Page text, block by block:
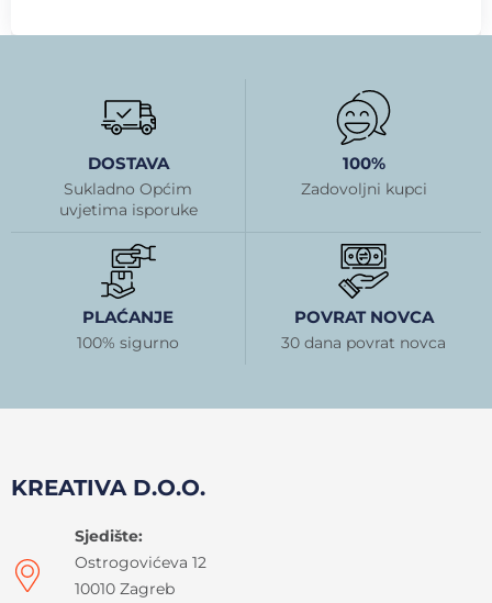
DOSTAVA
Sukladno Općim
uvjetima isporuke
100%
Zadovoljni kupci
PLAĆANJE
100% sigurno
POVRAT NOVCA
30 dana povrat novca
KREATIVA D.O.O.
Sjedište:
Ostrogovićeva 12
10010 Zagreb